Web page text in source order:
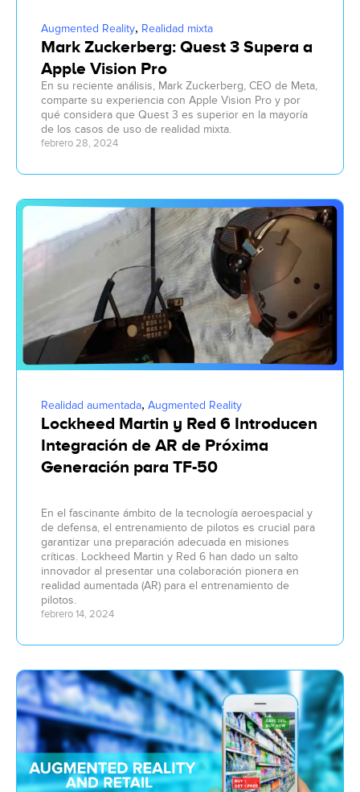
Augmented Reality, Realidad mixta
Mark Zuckerberg: Quest 3 Supera a
Apple Vision Pro
En su reciente análisis, Mark Zuckerberg, CEO de Meta,
comparte su experiencia con Apple Vision Pro y por
qué considera que Quest 3 es superior en la mayoría
de los casos de uso de realidad mixta.
febrero 28, 2024
Realidad aumentada, Augmented Reality
Lockheed Martin y Red 6 Introducen
Integración de AR de Próxima
Generación para TF-50
En el fascinante ámbito de la tecnología aeroespacial y
de defensa, el entrenamiento de pilotos es crucial para
garantizar una preparación adecuada en misiones
críticas. Lockheed Martin y Red 6 han dado un salto
innovador al presentar una colaboración pionera en
realidad aumentada (AR) para el entrenamiento de
pilotos.
febrero 14, 2024